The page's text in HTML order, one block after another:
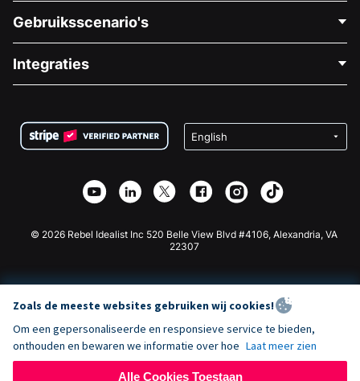
Over Ons
Vacatures
Privacy
Affiliate Partnerschap
Gebruiksscenario's
Medische Fondsenwerving
Goede Doelen Fondsenwerving
Integraties
Wix Donatie Plugin
Webflow Donatie App
Joomla Donatie
© 2026 Rebel Idealist Inc 520 Belle View Blvd #4106, Alexandria, VA
22307
Zoals de meeste websites gebruiken wij cookies!
Om een gepersonaliseerde en responsieve service te bieden,
onthouden en bewaren we informatie over hoe Laat meer zien
Alle Cookies Toestaan